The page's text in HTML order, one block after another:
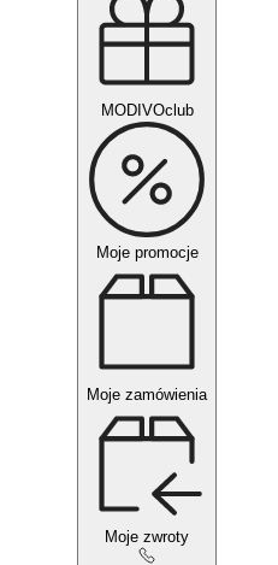
MODIVOclub
Moje promocje
Moje zamówienia
Moje zwroty